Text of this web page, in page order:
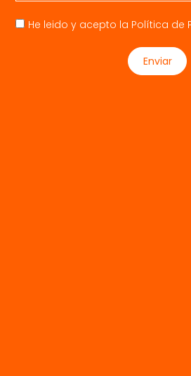
He leido y acepto la Política de
Enviar